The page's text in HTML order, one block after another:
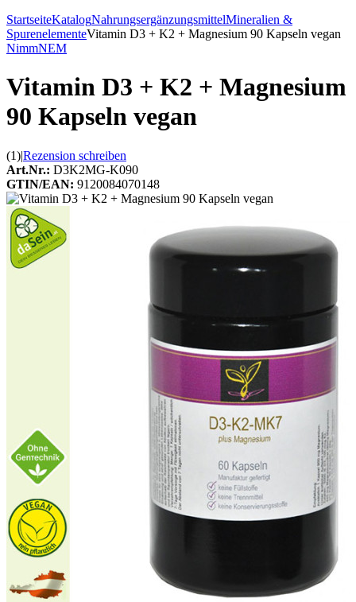
StartseiteKatalogNahrungsergänzungsmittelMineralien &
SpurenelementeVitamin D3 + K2 + Magnesium 90 Kapseln vegan
NimmNEM
Vitamin D3 + K2 + Magnesium
90 Kapseln vegan
(1)|Rezension schreiben
Art.Nr.: D3K2MG-K090
GTIN/EAN: 9120084070148